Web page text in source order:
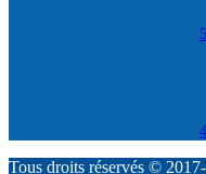
Tous droits réservés ©